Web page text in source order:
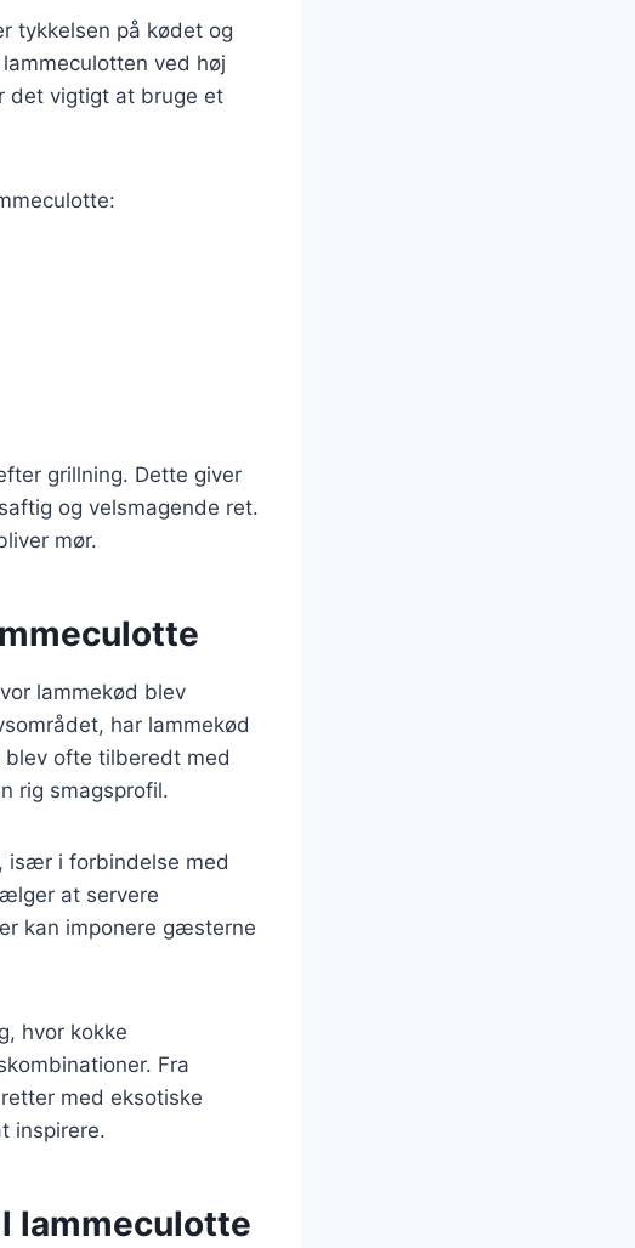
tykkelsen på kødet og
ved høj
det vigtigt at bruge et
grillning. Dette giver
og velsmagende ret.
mør.
lammekød blev
har lammekød
ofte tilberedt med
rig smagsprofil.
især i forbindelse med
at servere
kan imponere gæsterne
hvor kokke
Fra
med eksotiske
inspirere.
lammeculotte